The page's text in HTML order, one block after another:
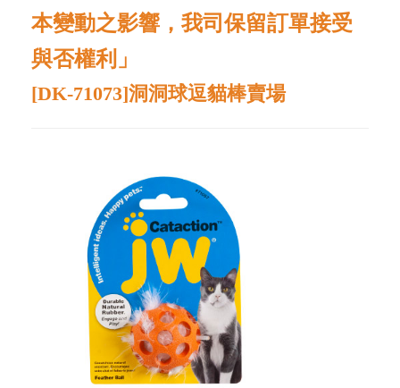
本變動之影響，我司保留訂單接受
與否權利」
[DK-71073]洞洞球逗貓棒賣場